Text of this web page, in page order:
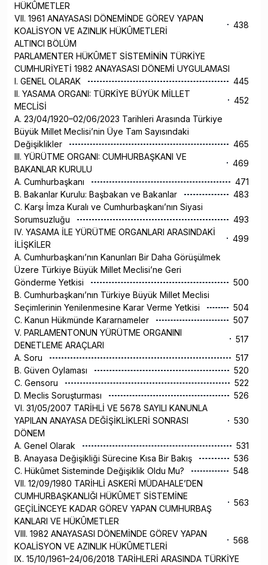
HÜKÛMETLER
VII. 1961 ANAYASASI DÖNEMİNDE GÖREV YAPAN
KOALİSYON VE AZINLIK HÜKÛMETLERİ
438
ALTINCI BÖLÜM
PARLAMENTER HÜKÛMET SİSTEMİNİN TÜRKİYE
CUMHURİYETİ 1982 ANAYASASI DÖNEMİ UYGULAMASI
I. GENEL OLARAK
445
II. YASAMA ORGANI: TÜRKİYE BÜYÜK MİLLET
MECLİSİ
452
A. 23/04/1920–02/06/2023 Tarihleri Arasında Türkiye
Büyük Millet Meclisi’nin Üye Tam Sayısındaki
Değişiklikler
465
III. YÜRÜTME ORGANI: CUMHURBAŞKANI VE
BAKANLAR KURULU
469
A. Cumhurbaşkanı
471
B. Bakanlar Kurulu: Başbakan ve Bakanlar
483
C. Karşı İmza Kuralı ve Cumhurbaşkanı’nın Siyasi
Sorumsuzluğu
493
IV. YASAMA İLE YÜRÜTME ORGANLARI ARASINDAKİ
İLİŞKİLER
499
A. Cumhurbaşkanı’nın Kanunları Bir Daha Görüşülmek
Üzere Türkiye Büyük Millet Meclisi’ne Geri
Gönderme Yetkisi
500
B. Cumhurbaşkanı’nın Türkiye Büyük Millet Meclisi
Seçimlerinin Yenilenmesine Karar Verme Yetkisi
504
C. Kanun Hükmünde Kararnameler
507
V. PARLAMENTONUN YÜRÜTME ORGANINI
DENETLEME ARAÇLARI
517
A. Soru
517
B. Güven Oylaması
520
C. Gensoru
522
D. Meclis Soruşturması
526
VI. 31/05/2007 TARİHLİ VE 5678 SAYILI KANUNLA
YAPILAN ANAYASA DEĞİŞİKLİKLERİ SONRASI
DÖNEM
530
A. Genel Olarak
531
B. Anayasa Değişikliği Sürecine Kısa Bir Bakış
536
C. Hükûmet Sisteminde Değişiklik Oldu Mu?
548
VII. 12/09/1980 TARİHLİ ASKERİ MÜDAHALE’DEN
CUMHURBAŞKANLIĞI HÜKÛMET SİSTEMİNE
GEÇİLİNCEYE KADAR GÖREV YAPAN CUMHURBAŞ
KANLARI VE HÜKÛMETLER
563
VIII. 1982 ANAYASASI DÖNEMİNDE GÖREV YAPAN
KOALİSYON VE AZINLIK HÜKÛMETLERİ
568
IX. 15/10/1961–24/06/2018 TARİHLERİ ARASINDA TÜRKİYE